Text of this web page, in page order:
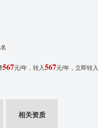
567元/年，转入567元/年， 立即转入
相关资质